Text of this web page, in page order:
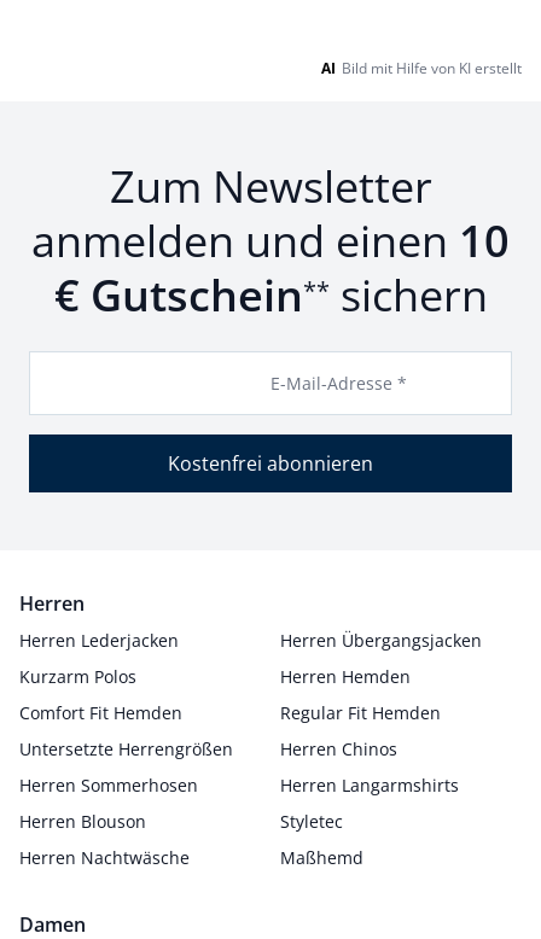
AI Bild mit Hilfe von KI erstellt
Zum Newsletter
anmelden und einen 10
€ Gutschein** sichern
E-Mail-Adresse *
Kostenfrei abonnieren
Herren
Herren Lederjacken
Herren Übergangsjacken
Kurzarm Polos
Herren Hemden
Comfort Fit Hemden
Regular Fit Hemden
Untersetzte Herrengrößen
Herren Chinos
Herren Sommerhosen
Herren Langarmshirts
Herren Blouson
Styletec
Herren Nachtwäsche
Maßhemd
Damen